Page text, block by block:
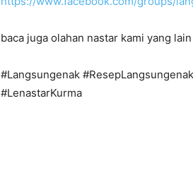
baca juga olahan nastar kami yang
#Langsungenak
#LenastarKurma